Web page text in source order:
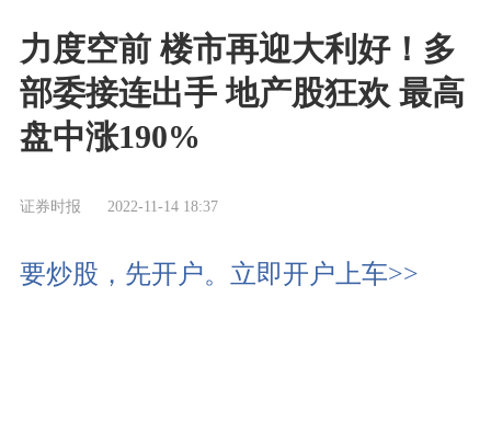
力度空前 楼市再迎大利好！多
部委接连出手 地产股狂欢 最高
盘中涨190%
证券时报 2022-11-14 18:37
要炒股，先开户。立即开户上车>>